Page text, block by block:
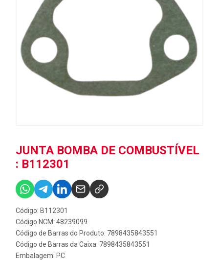
JUNTA BOMBA DE COMBUSTÍVEL
: B112301
Código: B112301
Código NCM: 48239099
Código de Barras do Produto: 7898435843551
Código de Barras da Caixa: 7898435843551
Embalagem: PC